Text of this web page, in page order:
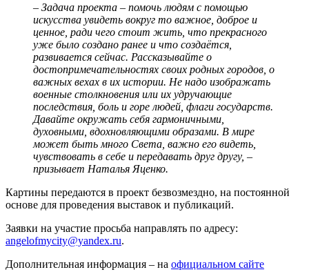
– Задача проекта – помочь людям с помощью
искусства увидеть вокруг то важное, доброе и
ценное, ради чего стоит жить, что прекрасного
уже было создано ранее и что создаётся,
развивается сейчас. Рассказывайте о
достопримечательностях своих родных городов, о
важных вехах в их истории. Не надо изображать
военные столкновения или их удручающие
последствия, боль и горе людей, флаги государств.
Давайте окружать себя гармоничными,
духовными, вдохновляющими образами. В мире
может быть много Света, важно его видеть,
чувствовать в себе и передавать друг другу, –
призывает Наталья Яценко.
Картины передаются в проект безвозмездно, на постоянной
основе для проведения выставок и публикаций.
Заявки на участие просьба направлять по адресу:
angelofmycity@yandex.ru.
Дополнительная информация – на официальном сайте